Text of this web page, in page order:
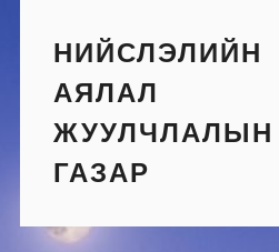
contentНИЙСЛЭЛИЙН
АЯЛАЛ
ЖУУЛЧЛАЛЫН
ГАЗАР